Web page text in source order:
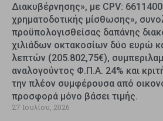
Διακυβέρνησης», με CPV:
χρηματοδοτικής μίσθωσης»,
προϋπολογισθείσας δαπάνης
χιλιάδων οκτακοσίων δύο ευρώ
λεπτών (205.802,75€),
αναλογούντος Φ.Π.Α. 24% και
την πλέον συμφέρουσα από
προσφορά μόνο βάσει τιμής.
27 Ιουλίου, 2026